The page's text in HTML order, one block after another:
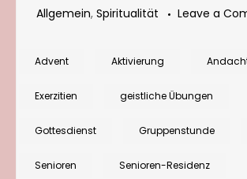
Allgemein, Spiritualität Leave a
Advent Aktivierung
Exerzitien geistliche Übungen
Gottesdienst Gruppenstunde
Senioren Senioren-Residenz